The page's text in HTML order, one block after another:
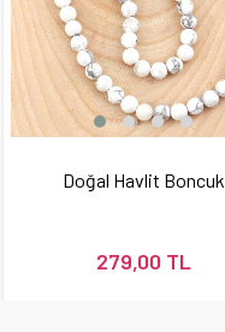
Doğal Havlit Boncuk
279,00 TL